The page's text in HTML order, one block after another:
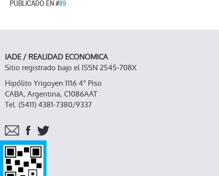
PUBLICADO EN #89
IADE / REALIDAD ECONOMICA
Sitio registrado bajo el ISSN 2545-708X
Hipólito Yrigoyen 1116 4° Piso
CABA, Argentina, C1086AAT
Tel. (5411) 4381-7380/9337